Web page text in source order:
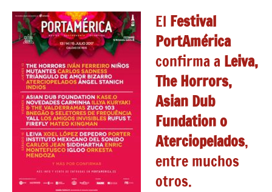
El Festival
PortAmérica
confirma a Leiva,
The Horrors,
Asian Dub
Fundation o
Aterciopelados,
entre muchos
otros.